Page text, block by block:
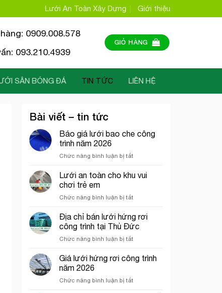
Lưới An Toàn Xây Dựng Giới thiệu
0909.008.578
093.210.4939
GIỎ HÀNG
SÂN BÓNG ĐÁ TIN TỨC LIÊN HỆ
Bài viết – tin tức
Báo giá lưới bao che công
trình năm 2026
Chức năng bình luận bị tắt
giá
trình
năm
Lưới an toàn cho khu vui
chơi trẻ em
Chức năng bình luận bị tắt
an
toàn
cho
chơi
Địa chỉ bán lưới hứng rơi
công trình tại Thủ Đức
Chức năng bình luận bị tắt
chỉ
bán
Giá lưới hứng rơi công trình
năm 2026
Chức năng bình luận bị tắt